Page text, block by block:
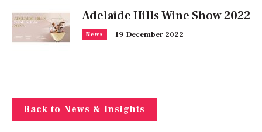
Adelaide Hills Wine Show 2022
News 19 December 2022
Back to News & Insights